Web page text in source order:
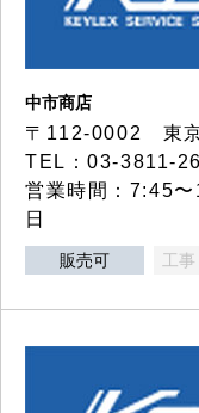
中市商店
〒112-0002 東
TEL：03-3811-
営業時間：7:45
日
販売可 工